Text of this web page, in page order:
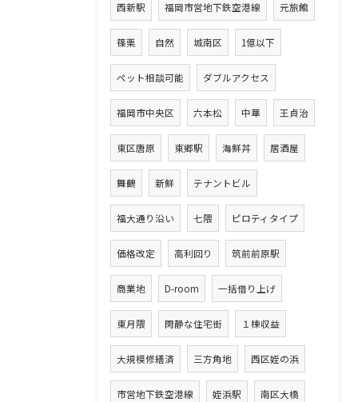
西新駅 福岡市営地下鉄空港線 元旅館
篠栗 自然 城南区 1億以下
ペット相談可能 ダブルアクセス
福岡市中央区 六本松 中華 王貞治
東区唐原 東郷駅 海鮮丼 居酒屋
舞鶴 新鮮 テナントビル
福大通り沿い 七隈 ピロティタイプ
価格改定 高利回り 筑前前原駅
商業地 D-room 一括借り上げ
東月隈 閑静な住宅街 １棟収益
大規模修繕済 三方角地 西区姪の浜
市営地下鉄空港線 姪浜駅 南区大橋